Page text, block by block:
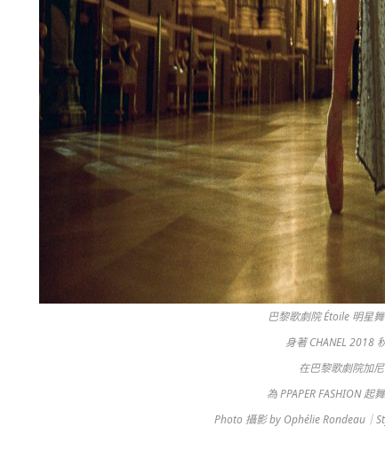
巴黎歌劇院 Étoile 明星
身著 CHANEL 2018
在巴黎歌劇院加
為 PPAPER FASHION 起
Photo 攝影 by Ophélie Rondeau｜